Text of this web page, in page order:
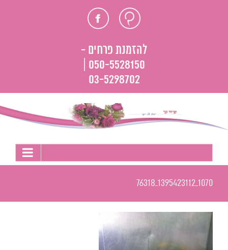
חוות פייסבוק
להזמנת פרחים -
050-5528150 |
03-5298702
1070_1395423112_76318